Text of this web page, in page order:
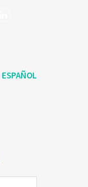
ESPAÑOL